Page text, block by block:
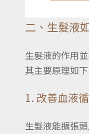
二、生髮液
生髮液的作用
其主要原理如下
1. 改善血液
生髮液能擴張